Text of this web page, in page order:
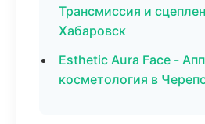
Трансмиссия и
Хабаровск
Esthetic Aura Face -
косметология в